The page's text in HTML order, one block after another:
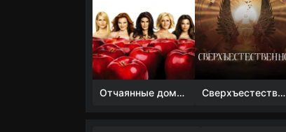
Отчаянные домохозяйки (1 сезон) Сверхъестественное